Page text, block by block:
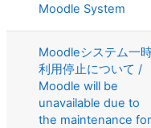
Moodle System
Moodleシステム一
利用停止について /
Moodle will be
unavailable due to
the maintenance for